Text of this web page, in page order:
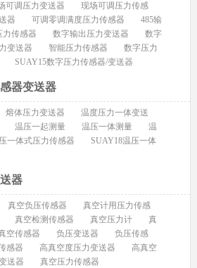
可调压力变送器
现场可调压力传感
器 可调零调满度压力传感器
485输
力传感器 数字输出压力变送器
数字
变送器 智能压力传感器
数字压力
SUAY15数字压力传感器/变送器
器变送器
熔体压力变送器
温度压力一体变送
温压一起测量 温压一体测量
温
一体式压力传感器
SUAY18温压一体
器
真空负压传感器
真空计用压力传感
真空检测传感器 真空压力计
真
空传感器 负压变送器
负压传感
感器 高真空度压力变送器
高真空
送器 真空压力传感器